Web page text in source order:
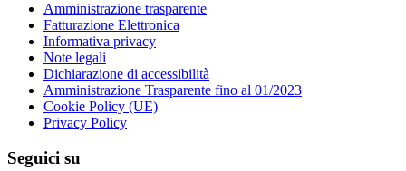
Amministrazione trasparente
Fatturazione Elettronica
Informativa privacy
Note legali
Dichiarazione di accessibilità
Amministrazione Trasparente fino al 01/2023
Cookie Policy (UE)
Privacy Policy
Seguici su